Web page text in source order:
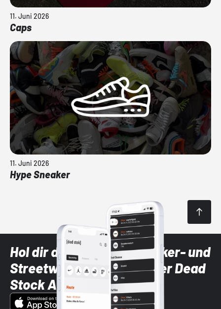
11. Juni 2026
Caps
11. Juni 2026
Hype Sneaker
Hol dir die neuesten Sneaker- und
Streetwear-Brands mit der Dead
Stock App